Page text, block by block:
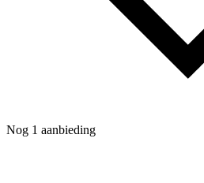
Nog 1 aanbieding